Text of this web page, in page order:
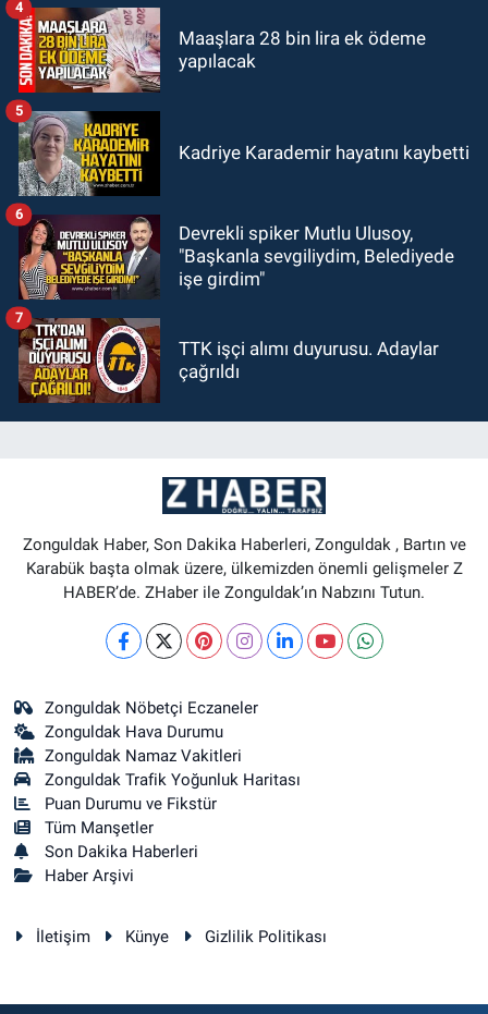
Maaşlara 28 bin lira ek ödeme
yapılacak
4
Kadriye Karademir hayatını kaybetti
5
Devrekli spiker Mutlu Ulusoy,
"Başkanla sevgiliydim, Belediyede
işe girdim"
6
TTK işçi alımı duyurusu. Adaylar
çağrıldı
7
Zonguldak Haber, Son Dakika Haberleri, Zonguldak , Bartın ve
Karabük başta olmak üzere, ülkemizden önemli gelişmeler Z
HABER’de. ZHaber ile Zonguldak’ın Nabzını Tutun.
Zonguldak Nöbetçi Eczaneler
Zonguldak Hava Durumu
Zonguldak Namaz Vakitleri
Zonguldak Trafik Yoğunluk Haritası
Puan Durumu ve Fikstür
Tüm Manşetler
Son Dakika Haberleri
Haber Arşivi
İletişim Künye Gizlilik Politikası